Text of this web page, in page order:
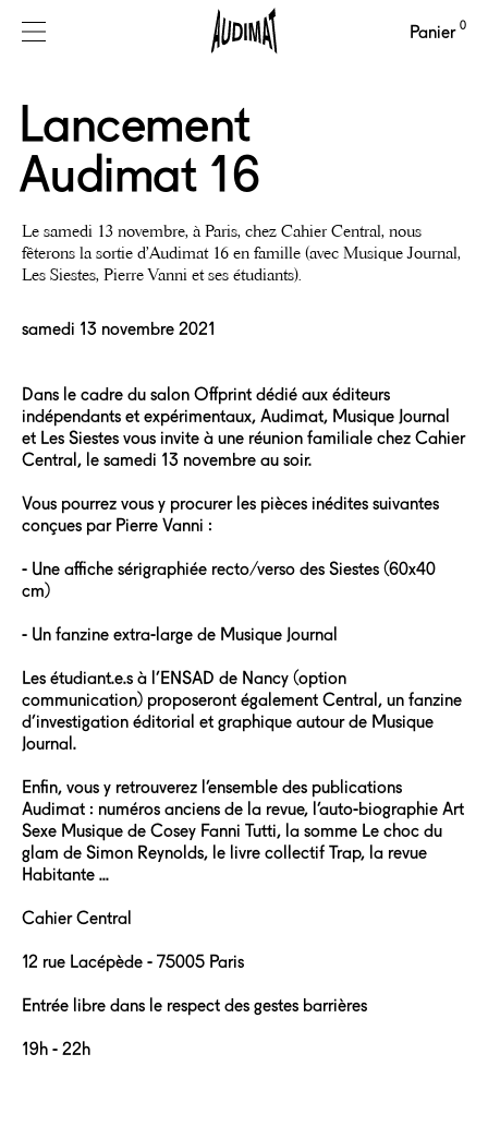
Panier 0
Lancement
Audimat 16
Le samedi 13 novembre, à Paris, chez Cahier Central, nous
fêterons la sortie d’Audimat 16 en famille (avec Musique Journal,
Les Siestes, Pierre Vanni et ses étudiants).
samedi 13 novembre 2021
Dans le cadre du salon Offprint dédié aux éditeurs
indépendants et expérimentaux, Audimat, Musique Journal
et Les Siestes vous invite à une réunion familiale chez Cahier
Central, le samedi 13 novembre au soir.
Vous pourrez vous y procurer les pièces inédites suivantes
conçues par Pierre Vanni :
- Une affiche sérigraphiée recto/verso des Siestes (60x40
cm)
- Un fanzine extra-large de Musique Journal
Les étudiant.e.s à l’ENSAD de Nancy (option
communication) proposeront également Central, un fanzine
d’investigation éditorial et graphique autour de Musique
Journal.
Enfin, vous y retrouverez l’ensemble des publications
Audimat : numéros anciens de la revue, l’auto-biographie Art
Sexe Musique de Cosey Fanni Tutti, la somme Le choc du
glam de Simon Reynolds, le livre collectif Trap, la revue
Habitante ...
Cahier Central
12 rue Lacépède - 75005 Paris
Entrée libre dans le respect des gestes barrières
19h - 22h